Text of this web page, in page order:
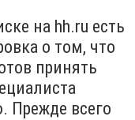
на hh.ru есть
о том, что
принять
Прежде всего